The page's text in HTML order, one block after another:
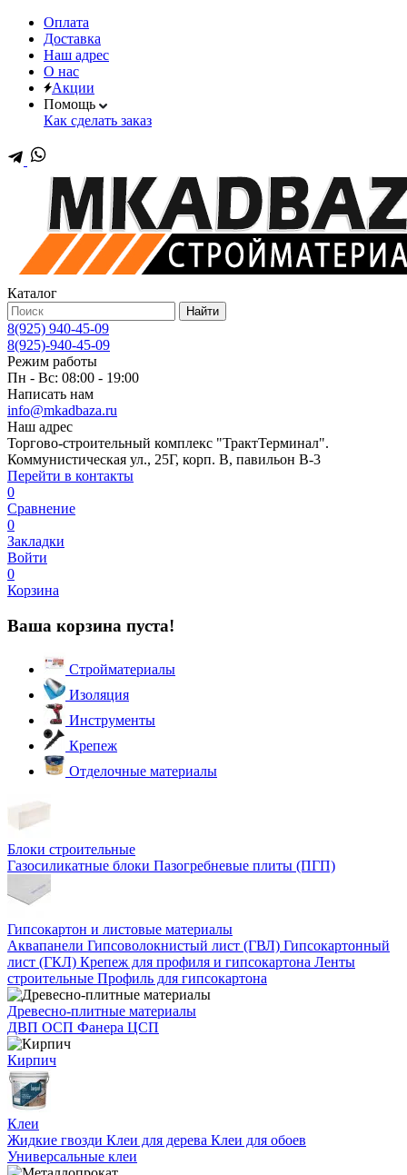
Оплата
Доставка
Наш адрес
О нас
Акции
Помощь
Как сделать заказ
Каталог
Найти
8(925) 940-45-09
8(925)-940-45-09
Режим работы
Пн - Вс: 08:00 - 19:00
Написать нам
info@mkadbaza.ru
Наш адрес
Торгово-строительный комплекс "ТрактТерминал".
Коммунистическая ул., 25Г, корп. В, павильон В-3
Перейти в контакты
0
Сравнение
0
Закладки
Войти
0
Корзина
Ваша корзина пуста!
Стройматериалы
Изоляция
Инструменты
Крепеж
Отделочные материалы
Блоки строительные
Газосиликатные блоки Пазогребневые плиты (ПГП)
Гипсокартон и листовые материалы
Аквапанели Гипсоволокнистый лист (ГВЛ) Гипсокартонный
лист (ГКЛ) Крепеж для профиля и гипсокартона Ленты
строительные Профиль для гипсокартона
Древесно-плитные материалы
ДВП ОСП Фанера ЦСП
Кирпич
Клеи
Жидкие гвозди Клеи для дерева Клеи для обоев
Универсальные клеи